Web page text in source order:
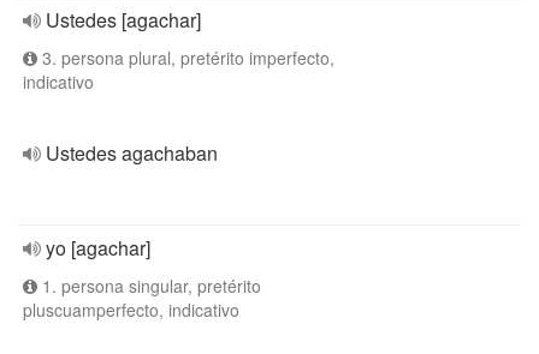
Ustedes [agachar]
3. persona plural, pretérito imperfecto,
indicativo
Ustedes agachaban
yo [agachar]
1. persona singular, pretérito
pluscuamperfecto, indicativo